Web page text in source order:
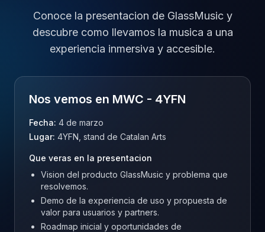
Conoce la presentacion de GlassMusic y
descubre como llevamos la musica a una
experiencia inmersiva y accesible.
Nos vemos en MWC - 4YFN
Fecha: 4 de marzo
Lugar: 4YFN, stand de Catalan Arts
Que veras en la presentacion
Vision del producto GlassMusic y problema que
resolvemos.
Demo de la experiencia de uso y propuesta de
valor para usuarios y partners.
Roadmap inicial y oportunidades de